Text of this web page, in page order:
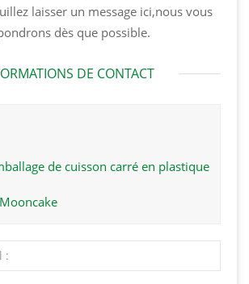
laisser un message ici,nous vous
dès que possible.
DE CONTACT
de cuisson carré en plastique